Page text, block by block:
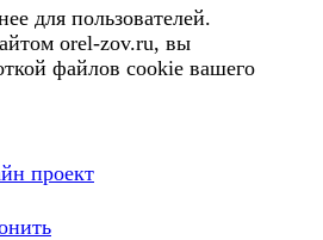
для пользователей.
orel-zov.ru, вы
файлов cookie вашего
проект